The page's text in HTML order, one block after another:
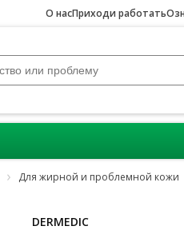
О насПриходи работать
Для жирной и проблемной кожи
DERMEDIC